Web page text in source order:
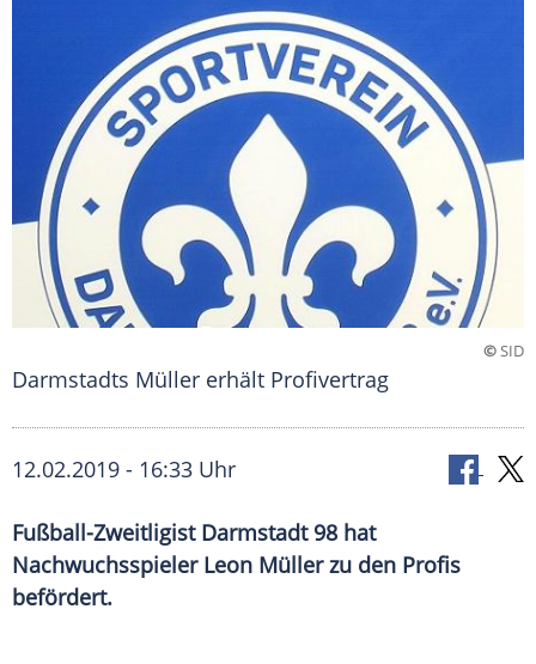
©SID
Darmstadts Müller erhält Profivertrag
12.02.2019 - 16:33 Uhr
Fußball-Zweitligist Darmstadt 98 hat
Nachwuchsspieler Leon Müller zu den Profis
befördert.